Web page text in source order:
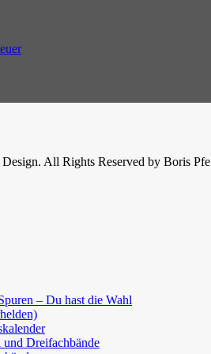
All Rights Reserved by Boris
– Du hast die Wahl
Dreifachbände